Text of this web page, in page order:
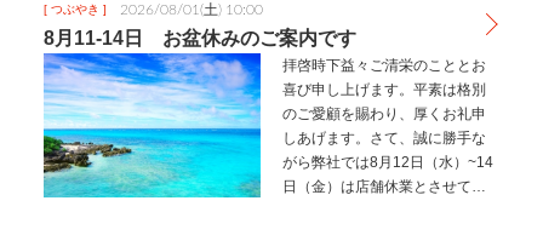
[ つぶやき ] 2026/08/01(土) 10:00
8月11-14日 お盆休みのご案内です
拝啓時下益々ご清栄のこととお
喜び申し上げます。平素は格別
のご愛顧を賜わり、厚くお礼申
しあげます。さて、誠に勝手な
がら弊社では8月12日（水）~14
日（金）は店舗休業とさせて頂